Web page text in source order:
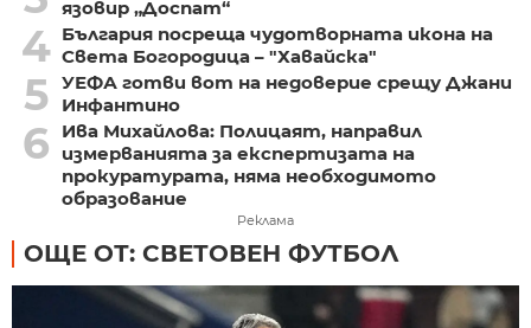
язовир „Доспат“
4 България посреща чудотворната икона на
Света Богородица – "Хавайска"
5 УЕФА готви вот на недоверие срещу Джани
Инфантино
6
Ива Михайлова: Полицаят, направил
измерванията за експертизата на
прокуратурата, няма необходимото
образование
Реклама
ОЩЕ ОТ: СВЕТОВЕН ФУТБОЛ